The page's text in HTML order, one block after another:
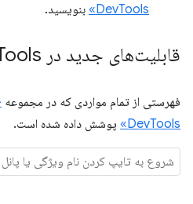
DevTools»
بنویسید.
قابلیت‌های جدید در Dev
فهرستی از تمام مواردی که در مجموعه
DevTools»
پوشش داده شده است.